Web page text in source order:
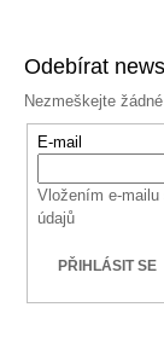
Odebírat
Nezmeškejte
E-mail
Vložením e-
údajů
PŘIHLÁSIT SE